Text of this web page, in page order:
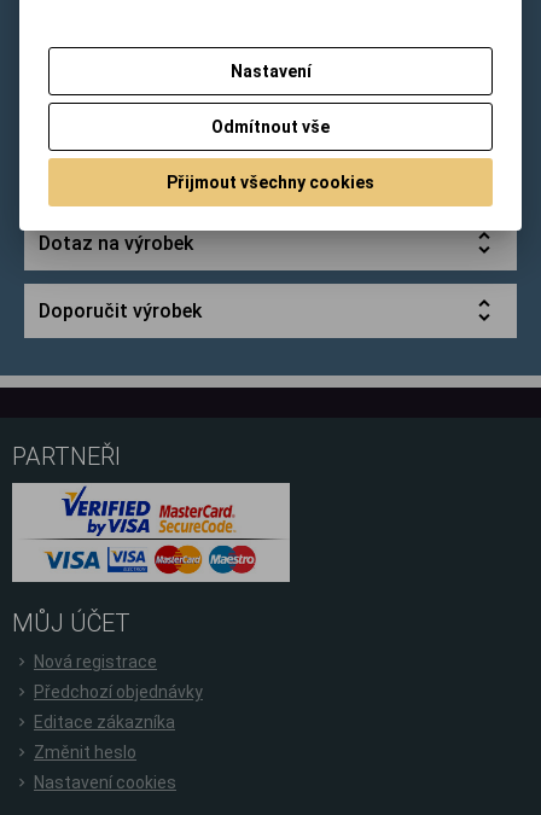
Podrobný popis
Dotaz na výrobek
Doporučit výrobek
PARTNEŘI
MŮJ ÚČET
Nová registrace
Předchozí objednávky
Editace zákazníka
Změnit heslo
Nastavení cookies
Nastavení
Odmítnout vše
Přijmout všechny cookies